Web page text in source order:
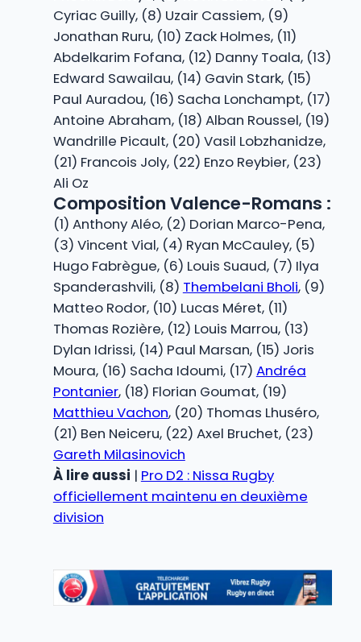
Cyriac Guilly, (8) Uzair Cassiem, (9)
Jonathan Ruru, (10) Zack Holmes, (11)
Abdelkarim Fofana, (12) Danny Toala, (13)
Edward Sawailau, (14) Gavin Stark, (15)
Paul Auradou, (16) Sacha Lonchampt, (17)
Antoine Abraham, (18) Alban Roussel, (19)
Wandrille Picault, (20) Vasil Lobzhanidze,
(21) Francois Joly, (22) Enzo Reybier, (23)
Ali Oz
Composition Valence-Romans :
(1) Anthony Aléo, (2) Dorian Marco-Pena,
(3) Vincent Vial, (4) Ryan McCauley, (5)
Hugo Fabrègue, (6) Louis Suaud, (7) Ilya
Spanderashvili, (8) Thembelani Bholi, (9)
Matteo Rodor, (10) Lucas Méret, (11)
Thomas Rozière, (12) Louis Marrou, (13)
Dylan Idrissi, (14) Paul Marsan, (15) Joris
Moura, (16) Sacha Idoumi, (17) Andréa
Pontanier, (18) Florian Goumat, (19)
Matthieu Vachon, (20) Thomas Lhuséro,
(21) Ben Neiceru, (22) Axel Bruchet, (23)
Gareth Milasinovich
À lire aussi | Pro D2 : Nissa Rugby
officiellement maintenu en deuxième
division